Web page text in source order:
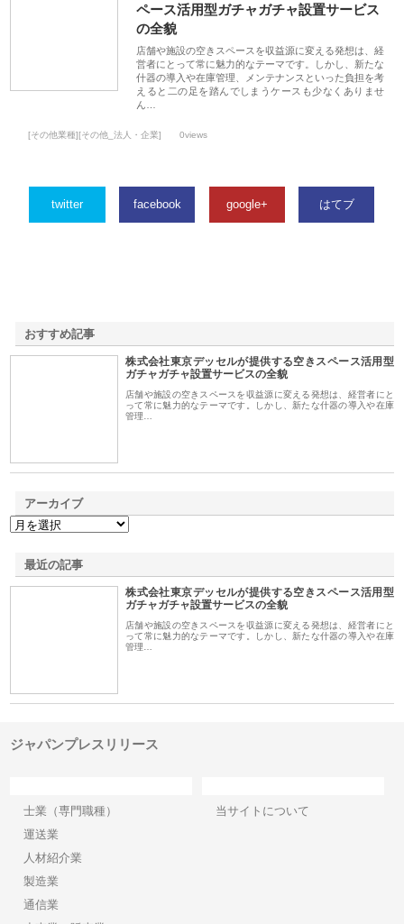
ペース活用型ガチャガチャ設置サービス
の全貌
店舗や施設の空きスペースを収益源に変える発想は、経
営者にとって常に魅力的なテーマです。しかし、新たな
什器の導入や在庫管理、メンテナンスといった負担を考
えると二の足を踏んでしまうケースも少なくありませ
ん…
[その他業種][その他_法人・企業] 0views
twitter facebook google+ はてブ
おすすめ記事
株式会社東京デッセルが提供する空きスペース活用型
ガチャガチャ設置サービスの全貌
店舗や施設の空きスペースを収益源に変える発想は、経営者にと
って常に魅力的なテーマです。しかし、新たな什器の導入や在庫
管理…
アーカイブ
最近の記事
株式会社東京デッセルが提供する空きスペース活用型
ガチャガチャ設置サービスの全貌
店舗や施設の空きスペースを収益源に変える発想は、経営者にと
って常に魅力的なテーマです。しかし、新たな什器の導入や在庫
管理…
ジャパンプレスリリース
士業（専門職種）
運送業
人材紹介業
製造業
通信業
当サイトについて